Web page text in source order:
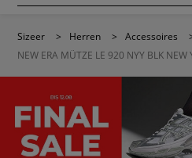
Sizeer > Herren > Accessoires
NEW ERA MÜTZE LE 920 NYY BLK NEW